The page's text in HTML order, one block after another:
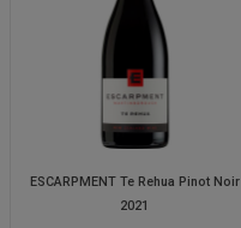
ESCARPMENT Te Rehua Pinot Noir
2021